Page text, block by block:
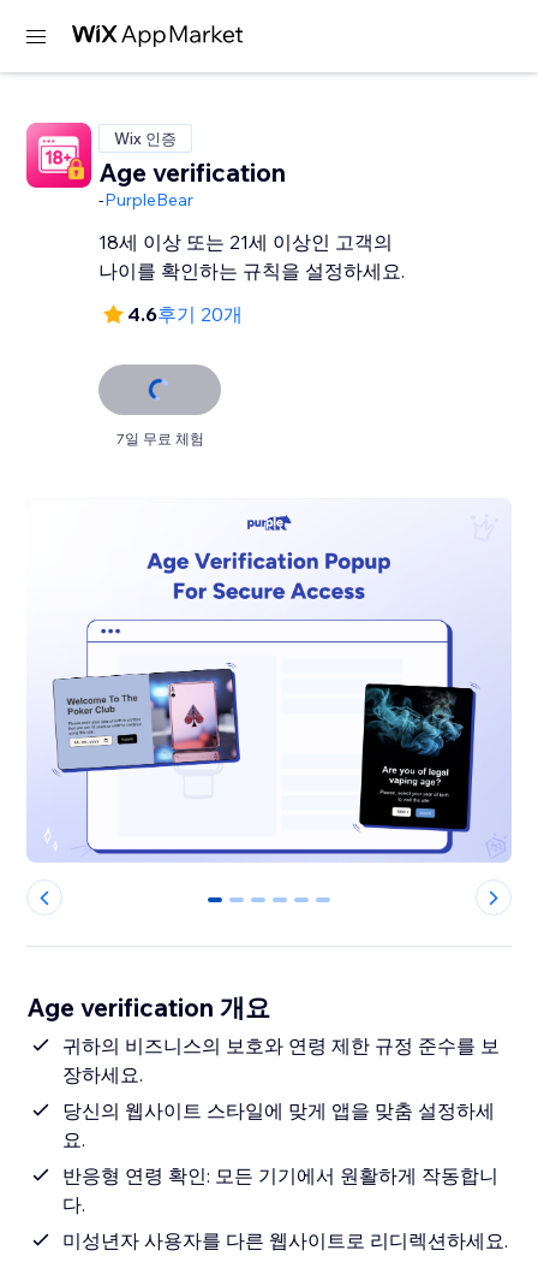
Wix 인증
Age verification
-PurpleBear
18세 이상 또는 21세 이상인 고객의
나이를 확인하는 규칙을 설정하세요.
4.6후기 20개
7일 무료 체험
0 1 2 3 4 5
Age verification 개요
귀하의 비즈니스의 보호와 연령 제한 규정 준수를 보
장하세요.
당신의 웹사이트 스타일에 맞게 앱을 맞춤 설정하세
요.
반응형 연령 확인: 모든 기기에서 원활하게 작동합니
다.
미성년자 사용자를 다른 웹사이트로 리디렉션하세요.